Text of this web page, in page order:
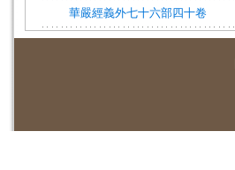
華嚴經義外七十六部四十卷